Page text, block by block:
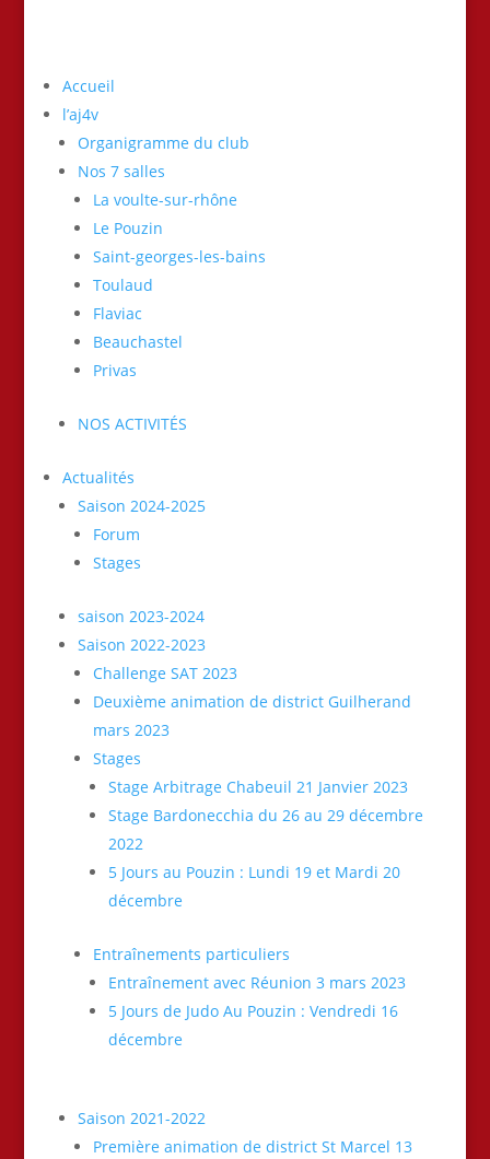
Accueil
l’aj4v
Organigramme du club
Nos 7 salles
La voulte-sur-rhône
Le Pouzin
Saint-georges-les-bains
Toulaud
Flaviac
Beauchastel
Privas
NOS ACTIVITÉS
Actualités
Saison 2024-2025
Forum
Stages
saison 2023-2024
Saison 2022-2023
Challenge SAT 2023
Deuxième animation de district Guilherand
mars 2023
Stages
Stage Arbitrage Chabeuil 21 Janvier 2023
Stage Bardonecchia du 26 au 29 décembre
2022
5 Jours au Pouzin : Lundi 19 et Mardi 20
décembre
Entraînements particuliers
Entraînement avec Réunion 3 mars 2023
5 Jours de Judo Au Pouzin : Vendredi 16
décembre
Saison 2021-2022
Première animation de district St Marcel 13